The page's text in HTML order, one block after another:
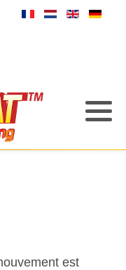
est